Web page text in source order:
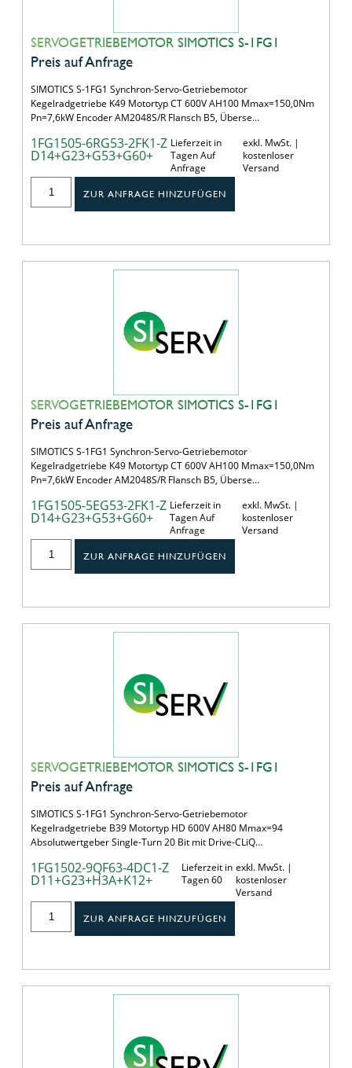
SERVOGETRIEBEMOTOR SIMOTICS S-1FG1
Preis auf Anfrage
SIMOTICS S-1FG1 Synchron-Servo-Getriebemotor
Kegelradgetriebe K49 Motortyp CT 600V AH100 Mmax=150,0Nm
Pn=7,6kW Encoder AM2048S/R Flansch B5, Überse…
1FG1505-6RG53-2FK1-Z
D14+G23+G53+G60+
Lieferzeit in
Tagen Auf
Anfrage
exkl. MwSt. |
kostenloser
Versand
ZUR ANFRAGE HINZUFÜGEN
SERVOGETRIEBEMOTOR SIMOTICS S-1FG1
Preis auf Anfrage
SIMOTICS S-1FG1 Synchron-Servo-Getriebemotor
Kegelradgetriebe K49 Motortyp CT 600V AH100 Mmax=150,0Nm
Pn=7,6kW Encoder AM2048S/R Flansch B5, Überse…
1FG1505-5EG53-2FK1-Z
D14+G23+G53+G60+
Lieferzeit in
Tagen Auf
Anfrage
exkl. MwSt. |
kostenloser
Versand
ZUR ANFRAGE HINZUFÜGEN
SERVOGETRIEBEMOTOR SIMOTICS S-1FG1
Preis auf Anfrage
SIMOTICS S-1FG1 Synchron-Servo-Getriebemotor
Kegelradgetriebe B39 Motortyp HD 600V AH80 Mmax=94
Absolutwertgeber Single-Turn 20 Bit mit Drive-CLiQ…
1FG1502-9QF63-4DC1-Z
D11+G23+H3A+K12+
Lieferzeit in
Tagen 60
exkl. MwSt. |
kostenloser
Versand
ZUR ANFRAGE HINZUFÜGEN